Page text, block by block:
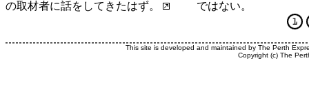
の取材者に話をしてきたはず。
ではない。
This site is developed and maintained by The Perth
Copyright (c) The